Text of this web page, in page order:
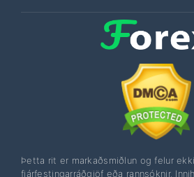
Þetta rit er markaðsmiðlun og felur
fjárfestingarráðgjöf eða rannsóknir.